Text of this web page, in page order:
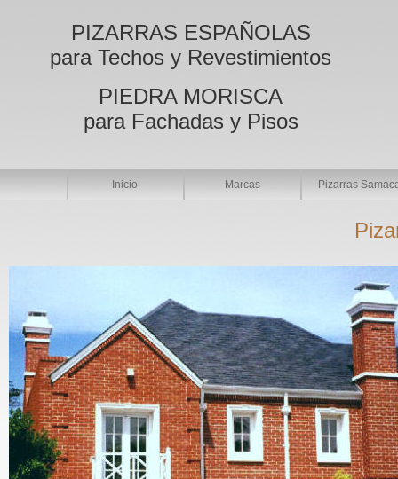
PIZARRAS ESPAÑOLAS
para Techos y Revestimientos
PIEDRA MORISCA
para Fachadas y Pisos
Inicio Marcas Pizarras